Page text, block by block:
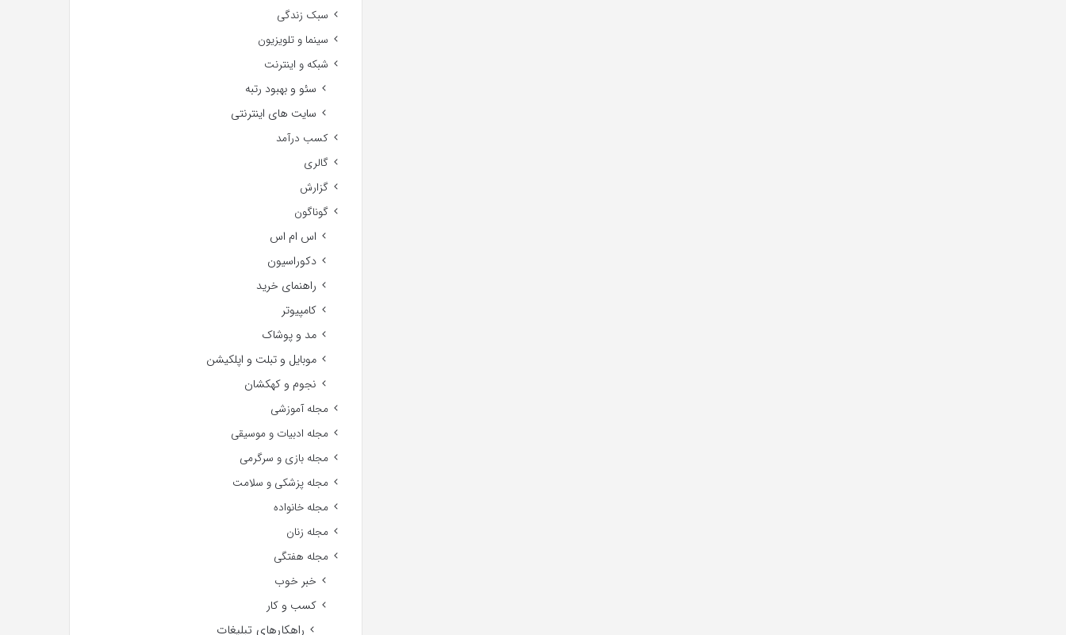
سبک زندگی
سینما و تلویزیون
شبکه و اینترنت
سئو و بهبود رتبه
سایت های اینترنتی
کسب درآمد
گالری
گزارش
گوناگون
اس ام اس
دکوراسیون
راهنمای خرید
کامپیوتر
مد و پوشاک
موبایل و تبلت و اپلکیشن
نجوم و کهکشان
مجله آموزشی
مجله ادبیات و موسیقی
مجله بازی و سرگرمی
مجله پزشکی و سلامت
مجله خانواده
مجله زنان
مجله هفتگی
خبر خوب
کسب و کار
راهکارهای تبلیغات